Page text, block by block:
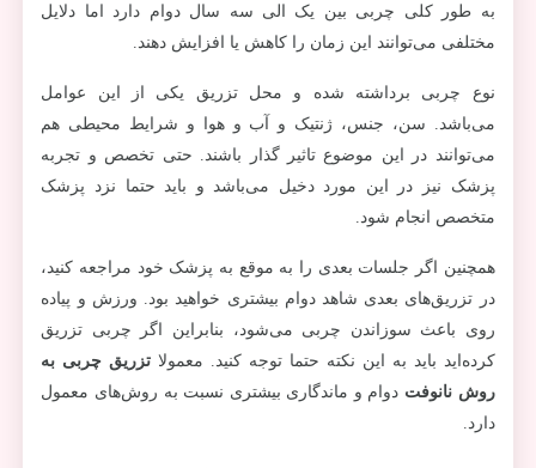
به طور کلی چربی بین یک الی سه سال دوام دارد اما دلایل
مختلفی می‌توانند این زمان را کاهش یا افزایش دهند.
نوع چربی برداشته شده و محل تزریق یکی از این عوامل
می‌باشد. سن، جنس، ژنتیک و آب و هوا و شرایط محیطی هم
می‌توانند در این موضوع تاثیر گذار باشند. حتی تخصص و تجربه
پزشک نیز در این مورد دخیل می‌باشد و باید حتما نزد پزشک
متخصص انجام شود.
همچنین اگر جلسات بعدی را به موقع به پزشک خود مراجعه کنید،
در تزریق‌های بعدی شاهد دوام بیشتری خواهید بود. ورزش و پیاده
روی باعث سوزاندن چربی می‌شود، بنابراین اگر چربی تزریق
کرده‌اید باید به این نکته حتما توجه کنید. معمولا تزریق چربی به
روش نانوفت دوام و ماندگاری بیشتری نسبت به روش‌های معمول
دارد.